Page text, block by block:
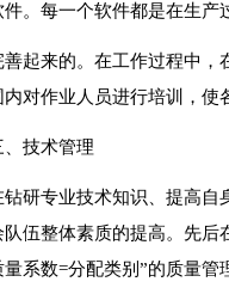
件。每一个软件都是在生产
善起来的。在工作过程中，
内对作业人员进行培训，使
、技术管理
钻研专业技术知识、提高自
队伍整体素质的提高。先后
系数=分配类别”的质量管